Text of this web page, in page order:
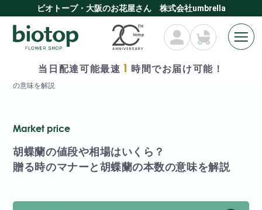
ビオトープ・大阪のお花屋さん 株式会社umbrella
当日配達可能最速 1 時間でお届け可能！
» 胡蝶蘭の値段や相場はいくら?贈る時のマナーと胡蝶蘭の本数
の意味を解説
Market price
胡蝶蘭の値段や相場はいくら？
贈る時のマナーと胡蝶蘭の本数の意味を解説